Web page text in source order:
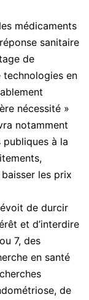
médicaments
sanitaire
de
technologies en
nécessité »
notamment
publiques à la
les prix
de durcir
et d’interdire
7, des
en santé
de